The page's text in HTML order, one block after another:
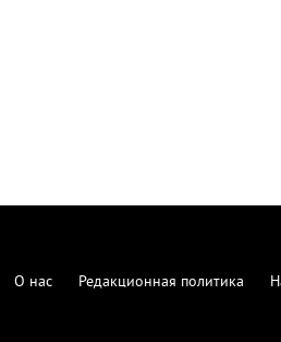
О нас Редакционная политика